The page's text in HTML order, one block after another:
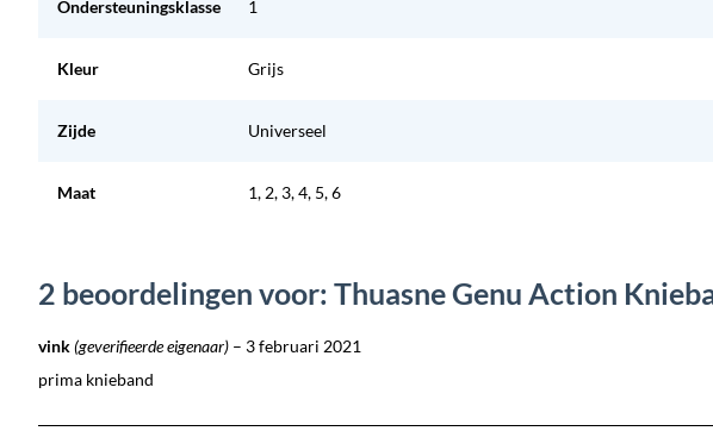
Ondersteuningsklasse 1
Kleur Grijs
Zijde Universeel
Maat 1, 2, 3, 4, 5, 6
2 beoordelingen voor: Thuasne Genu Action
vink(geverifieerde eigenaar) – 3 februari 2021
prima knieband